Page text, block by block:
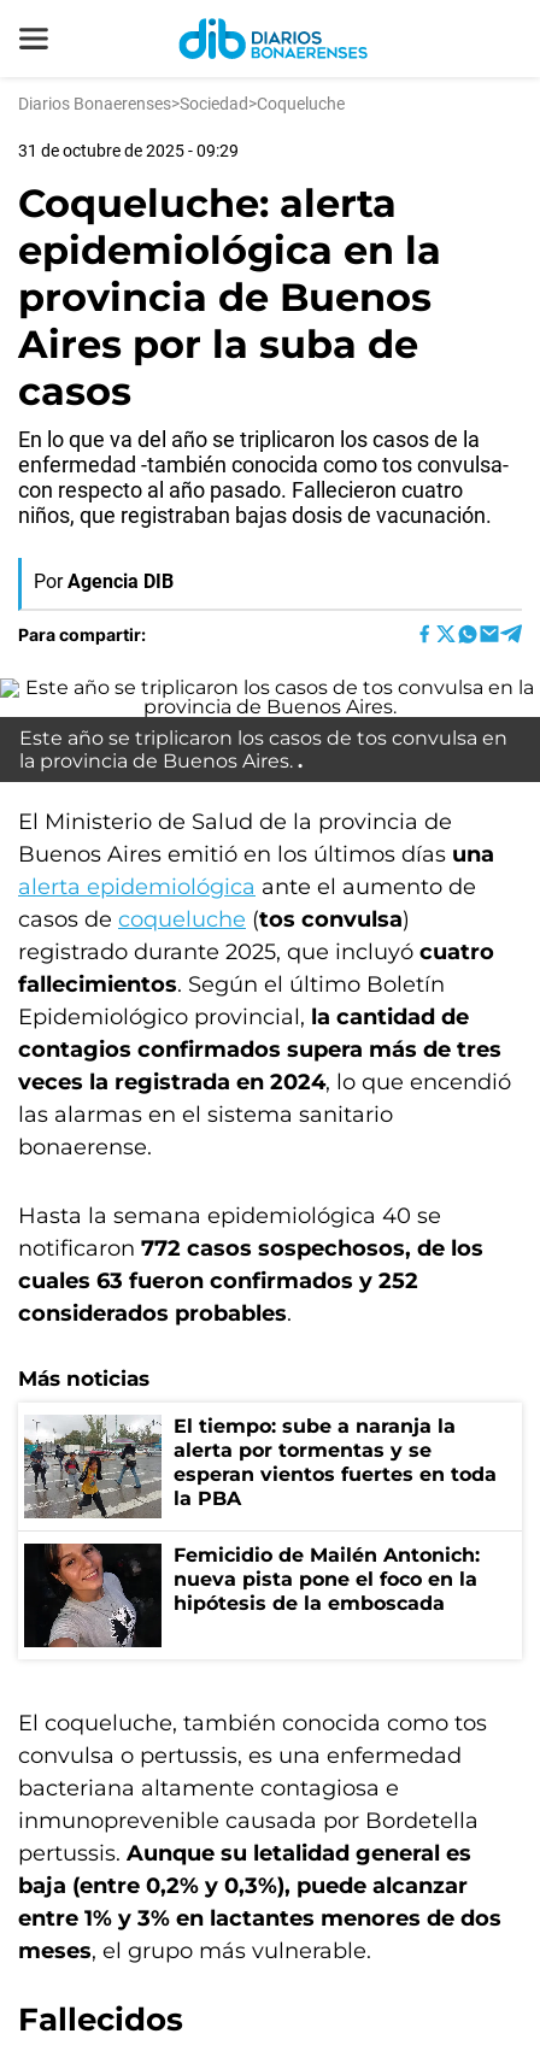
Diarios Bonaerenses>Sociedad>Coqueluche
31 de octubre de 2025 - 09:29
Coqueluche: alerta
epidemiológica en la
provincia de Buenos
Aires por la suba de
casos
En lo que va del año se triplicaron los casos de la
enfermedad -también conocida como tos convulsa-
con respecto al año pasado. Fallecieron cuatro
niños, que registraban bajas dosis de vacunación.
Por Agencia DIB
Para compartir:
Este año se triplicaron los casos de tos convulsa en
la provincia de Buenos Aires.
El Ministerio de Salud de la provincia de
Buenos Aires emitió en los últimos días una
alerta epidemiológica ante el aumento de
casos de coqueluche (tos convulsa)
registrado durante 2025, que incluyó cuatro
fallecimientos. Según el último Boletín
Epidemiológico provincial, la cantidad de
contagios confirmados supera más de tres
veces la registrada en 2024, lo que encendió
las alarmas en el sistema sanitario
bonaerense.
Hasta la semana epidemiológica 40 se
notificaron 772 casos sospechosos, de los
cuales 63 fueron confirmados y 252
considerados probables.
Más noticias
El tiempo: sube a naranja la
alerta por tormentas y se
esperan vientos fuertes en toda
la PBA
Femicidio de Mailén Antonich:
nueva pista pone el foco en la
hipótesis de la emboscada
El coqueluche, también conocida como tos
convulsa o pertussis, es una enfermedad
bacteriana altamente contagiosa e
inmunoprevenible causada por Bordetella
pertussis. Aunque su letalidad general es
baja (entre 0,2% y 0,3%), puede alcanzar
entre 1% y 3% en lactantes menores de dos
meses, el grupo más vulnerable.
Fallecidos